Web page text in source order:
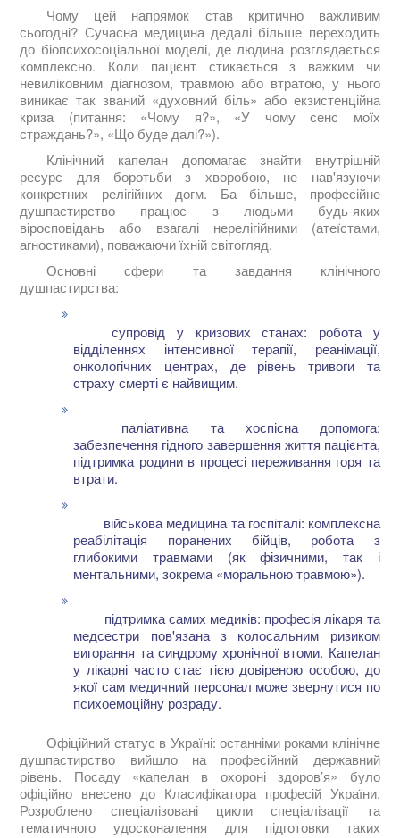
Чому цей напрямок став критично важливим
сьогодні? Сучасна медицина дедалі більше переходить
до біопсихосоціальної моделі, де людина розглядається
комплексно. Коли пацієнт стикається з важким чи
невиліковним діагнозом, травмою або втратою, у нього
виникає так званий «духовний біль» або екзистенційна
криза (питання: «Чому я?», «У чому сенс моїх
страждань?», «Що буде далі?»).
Клінічний капелан допомагає знайти внутрішній
ресурс для боротьби з хворобою, не нав'язуючи
конкретних релігійних догм. Ба більше, професійне
душпастирство працює з людьми будь-яких
віросповідань або взагалі нерелігійними (атеїстами,
агностиками), поважаючи їхній світогляд.
Основні сфери та завдання клінічного
душпастирства:
супровід у кризових станах: робота у
відділеннях інтенсивної терапії, реанімації,
онкологічних центрах, де рівень тривоги та
страху смерті є найвищим.
паліативна та хоспісна допомога:
забезпечення гідного завершення життя пацієнта,
підтримка родини в процесі переживання горя та
втрати.
військова медицина та госпіталі: комплексна
реабілітація поранених бійців, робота з
глибокими травмами (як фізичними, так і
ментальними, зокрема «моральною травмою»).
підтримка самих медиків: професія лікаря та
медсестри пов'язана з колосальним ризиком
вигорання та синдрому хронічної втоми. Капелан
у лікарні часто стає тією довіреною особою, до
якої сам медичний персонал може звернутися по
психоемоційну розраду.
Офіційний статус в Україні: останніми роками клінічне
душпастирство вийшло на професійний державний
рівень. Посаду «капелан в охороні здоров’я» було
офіційно внесено до Класифікатора професій України.
Розроблено спеціалізовані цикли спеціалізації та
тематичного удосконалення для підготовки таких